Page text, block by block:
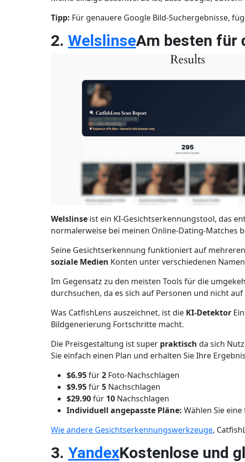
Tipp: Für genauere Google Bild-Suchergebnisse,
2. WelslinseAm besten für
Welslinse ist ein KI-Gesichtserkennungstool, das
normalerweise bei meinen Online-Dating-Matches
Seine Gesichtserkennung funktioniert auf
soziale Medien Konten unter verschiedenen
Im Gegensatz zu den meisten Tools für die
durchsuchen, da es sich auf Personen und nicht
Was CatfishLens auszeichnet, ist die KI-Detektor
Bildgenerierung Fortschritte macht.
Die Preisgestaltung ist super praktisch da sich
Sie einfach einen Plan und erhalten Sie Ihre
$6.95für2 Foto-Nachschlagen
$9.95für5 Nachschlagen
$29.90für 10 Nachschlagen
Individuell angepasste Pläne: Wählen Sie
Wie andere Gesichtserkennungswerkzeuge,
3. YandexKostenlose und